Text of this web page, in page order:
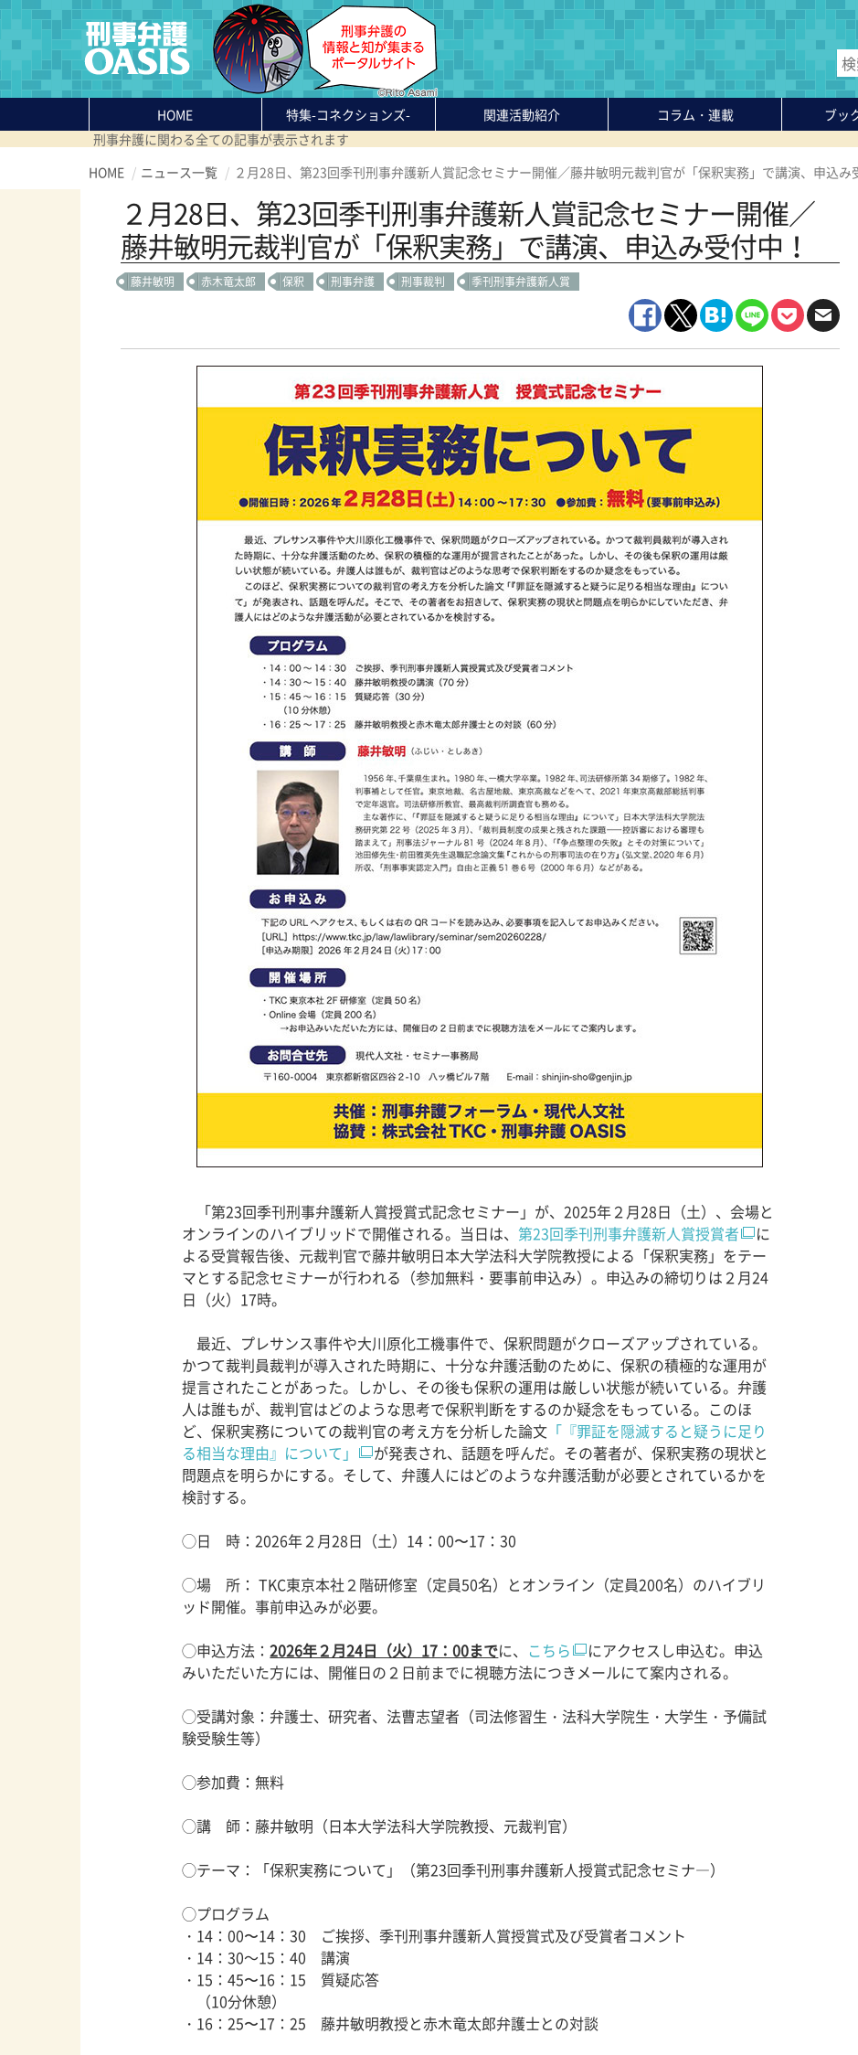
HOME 特集-コネクションズ- 関連活動紹介 コラム・連載 ブッ
刑事弁護に関わる全ての記事が表示されます
HOME
ニュース一覧 ２月28日、第23回季刊刑事弁護新人賞記念セミナー開催／藤井敏明元裁判官が「保釈実務」で講演、申込み
２月28日、第23回季刊刑事弁護新人賞記念セミナー開催／
藤井敏明元裁判官が「保釈実務」で講演、申込み受付中！
藤井敏明 赤木竜太郎 保釈 刑事弁護 刑事裁判 季刊刑事弁護新人賞
「第23回季刊刑事弁護新人賞授賞式記念セミナー」が、2025年２月28日（土）、会場と
オンラインのハイブリッドで開催される。当日は、第23回季刊刑事弁護新人賞授賞者
に
よる受賞報告後、元裁判官で藤井敏明日本大学法科大学院教授による「保釈実務」をテー
マとする記念セミナーが行われる（参加無料・要事前申込み）。申込みの締切りは２月24
日（火）17時。
最近、プレサンス事件や大川原化工機事件で、保釈問題がクローズアップされている。
かつて裁判員裁判が導入された時期に、十分な弁護活動のために、保釈の積極的な運用が
提言されたことがあった。しかし、その後も保釈の運用は厳しい状態が続いている。弁護
人は誰もが、裁判官はどのような思考で保釈判断をするのか疑念をもっている。このほ
ど、保釈実務についての裁判官の考え方を分析した論文 「『罪証を隠滅すると疑うに足り
る相当な理由』について」
が発表され、話題を呼んだ。その著者が、保釈実務の現状と
問題点を明らかにする。そして、弁護人にはどのような弁護活動が必要とされているかを
検討する。
◯日 時：2026年２月28日（土）14：00〜17：30
◯場 所： TKC東京本社２階研修室（定員50名）とオンライン（定員200名）のハイブリ
ッド開催。事前申込みが必要。
◯申込方法：2026年２月24日（火）17：00までに、 こちら
にアクセスし申込む。申込
みいただいた方には、開催日の２日前までに視聴方法につきメールにて案内される。
◯受講対象：弁護士、研究者、法曹志望者（司法修習生・法科大学院生・大学生・予備試
験受験生等）
◯参加費：無料
◯講 師：藤井敏明（日本大学法科大学院教授、元裁判官）
◯テーマ：「保釈実務について」（第23回季刊刑事弁護新人授賞式記念セミナ―）
◯プログラム
・14：00〜14：30 ご挨拶、季刊刑事弁護新人賞授賞式及び受賞者コメント
・14：30～15：40 講演
・15：45〜16：15 質疑応答
（10分休憩）
・16：25〜17：25 藤井敏明教授と赤木竜太郎弁護士との対談